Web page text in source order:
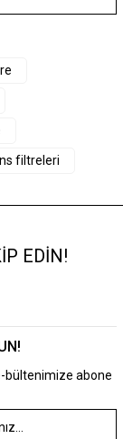
filtreleri
EDİN!
bültenimize abone